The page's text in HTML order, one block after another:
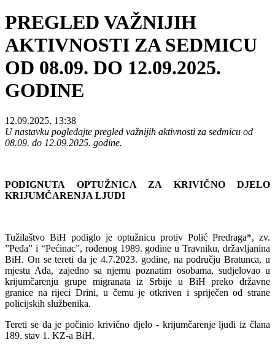
PREGLED VAŽNIJIH
AKTIVNOSTI ZA SEDMICU
OD 08.09. DO 12.09.2025.
GODINE
12.09.2025. 13:38
U nastavku pogledajte pregled važnijih aktivnosti za sedmicu od
08.09. do 12.09.2025. godine.
PODIGNUTA OPTUŽNICA ZA KRIVIČNO DJELO
KRIJUMČARENJA LJUDI
Tužilaštvo BiH podiglo je optužnicu protiv Polić Predraga*, zv.
”Peđa” i “Pećinac”, rođenog 1989. godine u Travniku, državljanina
BiH. On se tereti da je 4.7.2023. godine, na području Bratunca, u
mjestu Ada, zajedno sa njemu poznatim osobama, sudjelovao u
krijumčarenju grupe migranata iz Srbije u BiH preko državne
granice na rijeci Drini, u čemu je otkriven i spriječen od strane
policijskih službenika.
Tereti se da je počinio krivično djelo - krijumčarenje ljudi iz člana
189. stav 1. KZ-a BiH.